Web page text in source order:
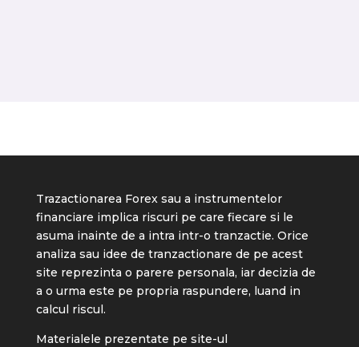
Trazactionarea Forex sau a instrumentelor
financiare implica riscuri pe care fiecare si le
asuma inainte de a intra intr-o tranzactie. Orice
analiza sau idee de tranzactionare de pe acest
site reprezinta o parere personala, iar decizia de
a o urma este pe propria raspundere, luand in
calcul riscul.
Materialele prezentate pe site-ul